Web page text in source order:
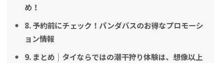
め！
8. 予約前にチェック！パンダバスのお得なプロモーシ
ョン情報
9. まとめ｜タイならではの潮干狩り体験は、想像以上